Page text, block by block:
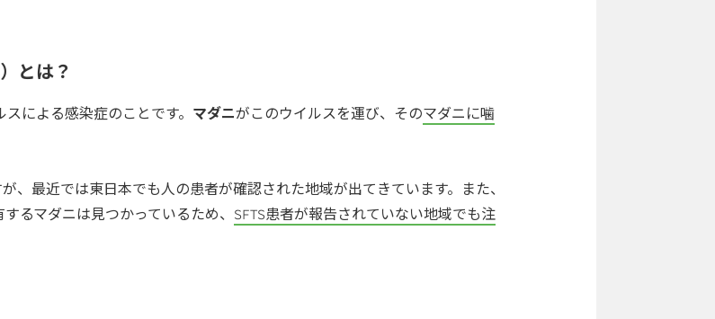
とは？
による感染症のことです。 マダニがこのウイルスを運び、そのマダニに噛
、最近では東日本でも人の患者が確認された地域が出てきています。また、
るマダニは見つかっているため、 SFTS患者が報告されていない地域でも注